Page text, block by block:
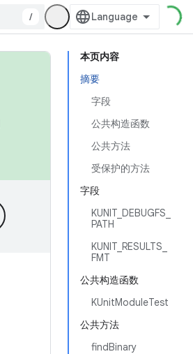
/
本页内容
摘要
字段
公共构造函数
公共方法
受保护的方法
字段
KUNIT_DEBUGFS_
PATH
KUNIT_RESULTS_
FMT
公共构造函数
KUnitModuleTest
公共方法
findBinary